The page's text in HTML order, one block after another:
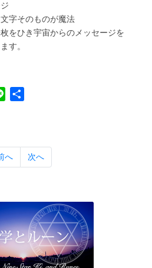
字そのものが魔法
をひき宇宙からのメッセージを
す。
Line
へ 次へ